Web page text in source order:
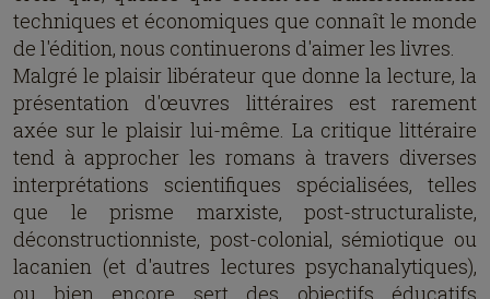
techniques et économiques que connaît le monde
de l'édition, nous continuerons d'aimer les livres.
Malgré le plaisir libérateur que donne la lecture, la
présentation d'œuvres littéraires est rarement
axée sur le plaisir lui-même. La critique littéraire
tend à approcher les romans à travers diverses
interprétations scientifiques spécialisées, telles
que le prisme marxiste, post-structuraliste,
déconstructionniste, post-colonial, sémiotique ou
lacanien (et d'autres lectures psychanalytiques),
ou bien encore sert des objectifs éducatifs